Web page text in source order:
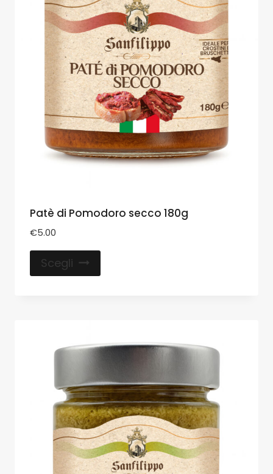
Patè di Pomodoro secco 180g
€5.00
Scegli